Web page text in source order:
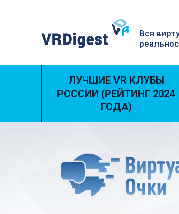
Вся
ЛУЧШИЕ VR КЛУБЫ
РОССИИ (РЕЙТИНГ 2024
ГОДА)